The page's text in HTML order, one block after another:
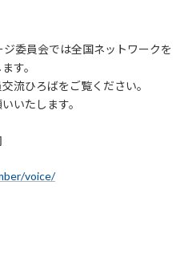
委員会では全国ネットワークを
す。
流ひろばをご覧ください。
いたします。
voice/